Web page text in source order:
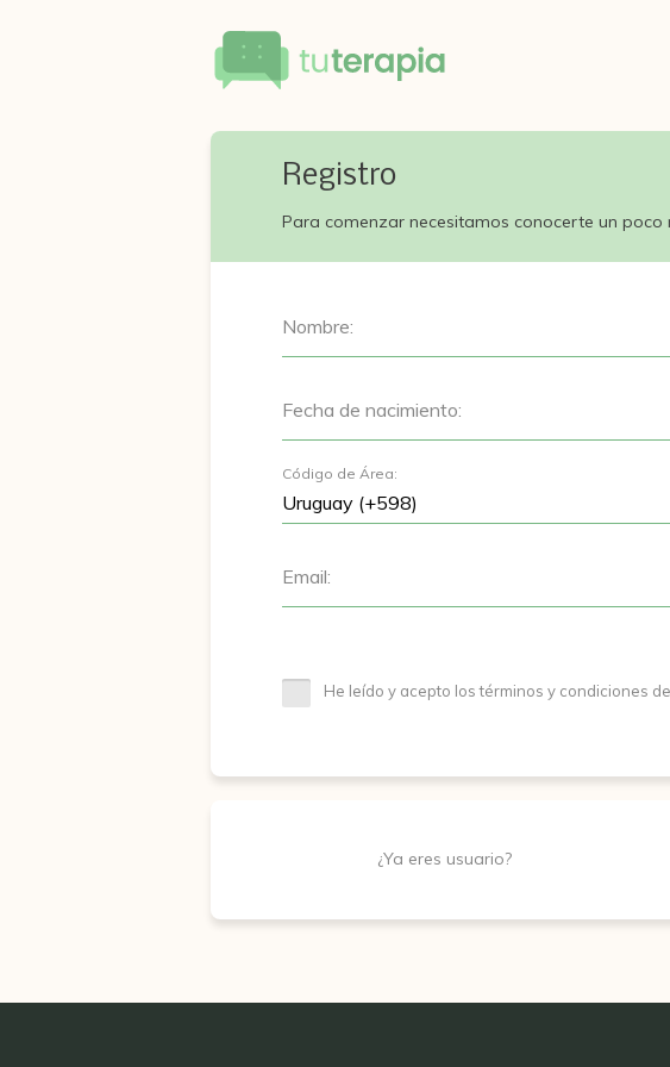
Registro
Para comenzar necesitamos conocerte un poco
Nombre:
Fecha de nacimiento:
Código de Área:
Email:
He leído y acepto los términos y condiciones
¿Ya eres usuario?